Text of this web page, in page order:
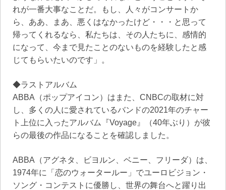
れが一番大事なことだ。もし、人々がコンサートか
ら、ああ、まあ、悪くはなかったけど・・・と思って
帰ってくれるなら、私たちは、その人たちに、感情的
になって、今まで見たことのないものを経験したと感
じてもらいたいのです」。
◆ラストアルバム
ABBA（ポップアイコン）はまた、CNBCの取材に対
し、多くの人に愛されているバンドの2021年のチャー
ト上位に入ったアルバム『Voyage』（40年ぶり）が彼
らの最後の作品になることを確認しました。
ABBA（アグネタ、ビヨルン、ベニー、フリーダ）は、
1974年に「恋のウォータールー」でユーロビジョン・
ソング・コンテストに優勝し、世界の舞台へと躍り出